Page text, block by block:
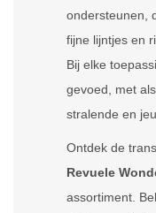
ondersteunen,
fijne lijntjes en
Bij elke
gevoed, met
stralende en
Ontdek de
Revuele
assortiment.